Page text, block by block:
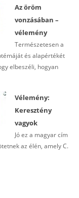
Az öröm
vonzásában –
vélemény
Természetesen a
és alapértékét
elbeszéli, hogyan
Vélemény:
Keresztény
vagyok
Jó ez a magyar cím
az élén, amely C.